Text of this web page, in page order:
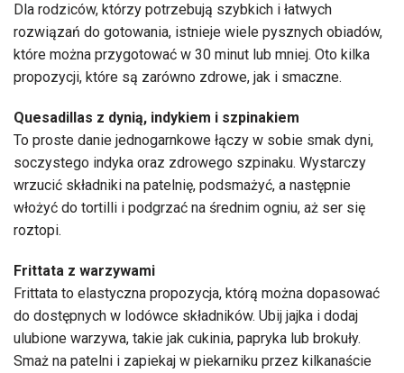
Dla rodziców, którzy potrzebują szybkich i łatwych
rozwiązań do gotowania, istnieje wiele pysznych obiadów,
które można przygotować w 30 minut lub mniej. Oto kilka
propozycji, które są zarówno zdrowe, jak i smaczne.
Quesadillas z dynią, indykiem i szpinakiem
To proste danie jednogarnkowe łączy w sobie smak dyni,
soczystego indyka oraz zdrowego szpinaku. Wystarczy
wrzucić składniki na patelnię, podsmażyć, a następnie
włożyć do tortilli i podgrzać na średnim ogniu, aż ser się
roztopi.
Frittata z warzywami
Frittata to elastyczna propozycja, którą można dopasować
do dostępnych w lodówce składników. Ubij jajka i dodaj
ulubione warzywa, takie jak cukinia, papryka lub brokuły.
Smaż na patelni i zapiekaj w piekarniku przez kilkanaście